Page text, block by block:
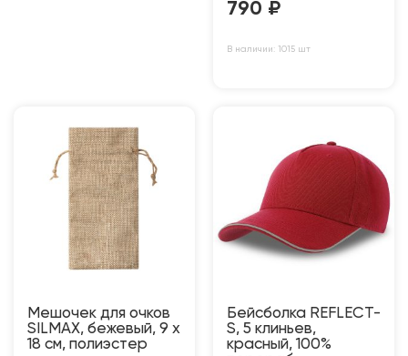
790 ₽
В наличии: 1015 шт
Мешочек для очков
SILMAX, бежевый, 9 х
18 см, полиэстер
Бейсболка REFLECT-
S, 5 клиньев,
красный, 100%